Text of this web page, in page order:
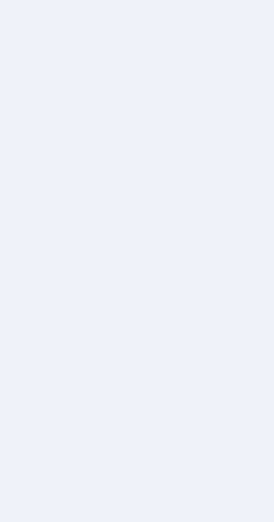
【ひろゆき】借金1億円あり
ムームードメイン 2月のおす
FRONTIER スーパーセール
英語が「聞こえる・分かる・
【海外ツアー完全ガイド】ア
梅干しを毎日食べたらどうな
ブルーベリーを毎日食べた
バナナを毎日食べたらどうな